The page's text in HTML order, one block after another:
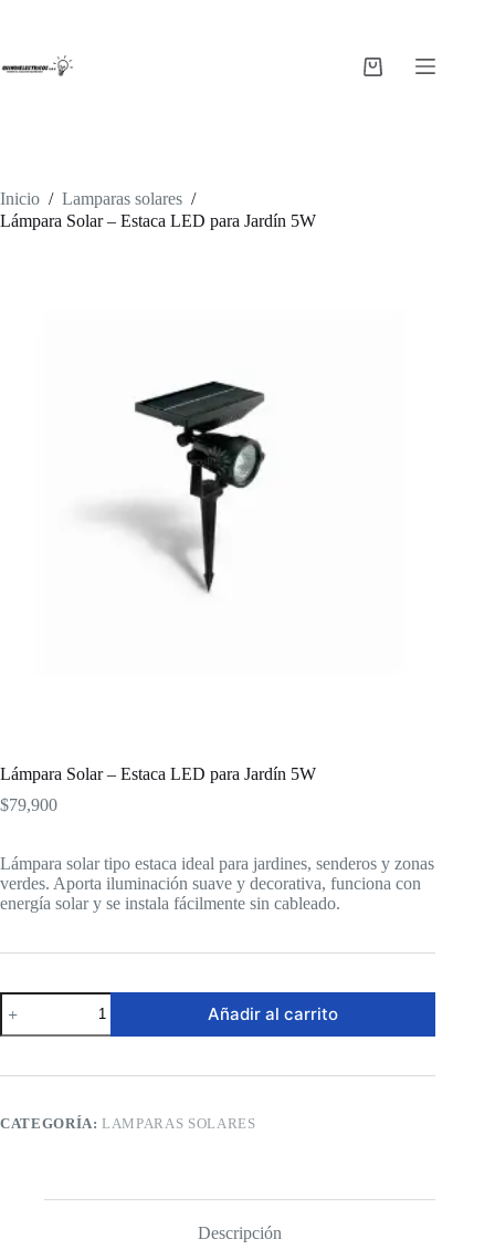
Carro
Inicio / Lamparas solares /
Lámpara Solar – Estaca LED para Jardín 5W
Lámpara Solar – Estaca LED para Jardín 5W
$79,900
Lámpara solar tipo estaca ideal para jardines, senderos y zonas
verdes. Aporta iluminación suave y decorativa, funciona con
energía solar y se instala fácilmente sin cableado.
Lámpara
Solar
–
LED
5W
Añadir al carrito
CATEGORÍA:LAMPARAS SOLARES
Descripción